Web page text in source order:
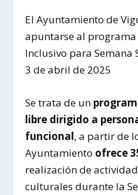
El Ayuntamiento de
apuntarse al
Inclusivo para Semana
3 de abril de 2025
Se trata de un
libre dirigido a
funcional, a partir de
Ayuntamiento ofrece
realización de
culturales durante la